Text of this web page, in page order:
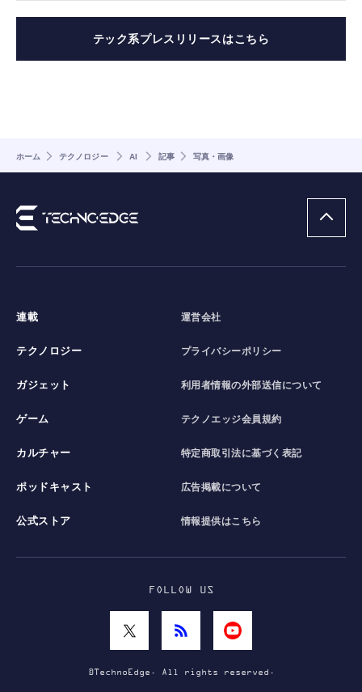
テック系プレスリリースはこちら
ホーム テクノロジー AI 記事 写真・画像
連載
テクノロジー
ガジェット
ゲーム
カルチャー
ポッドキャスト
公式ストア
運営会社
プライバシーポリシー
利用者情報の外部送信について
テクノエッジ会員規約
特定商取引法に基づく表記
広告掲載について
情報提供はこちら
FOLLOW US
©TechnoEdge. All rights reserved.